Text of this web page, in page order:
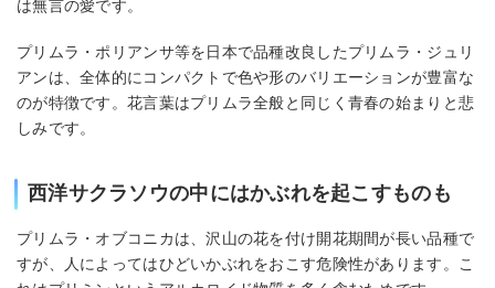
は無言の愛です。
プリムラ・ポリアンサ等を日本で品種改良したプリムラ・ジュリ
アンは、全体的にコンパクトで色や形のバリエーションが豊富な
のが特徴です。花言葉はプリムラ全般と同じく青春の始まりと悲
しみです。
西洋サクラソウの中にはかぶれを起こすものも
プリムラ・オブコニカは、沢山の花を付け開花期間が長い品種で
すが、人によってはひどいかぶれをおこす危険性があります。こ